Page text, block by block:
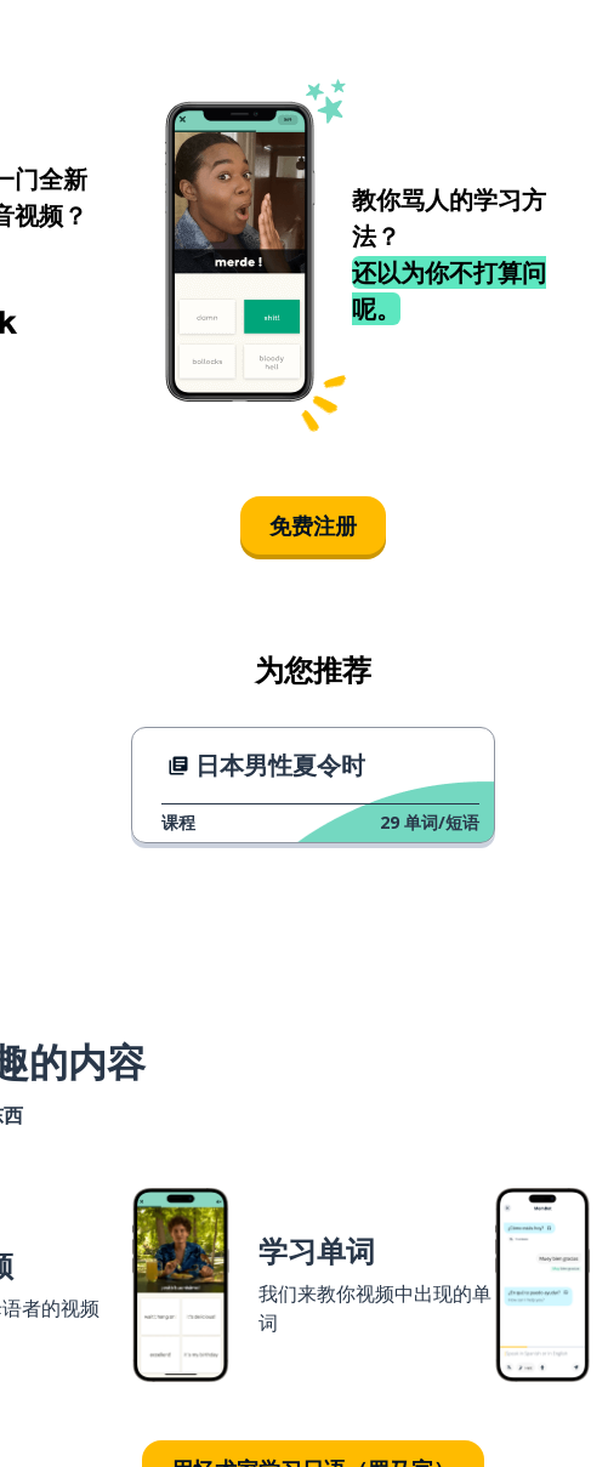
门全新
视频？
教你骂人的学习方
法？
还以为你不打算问
呢。
免费注册
为您推荐
日本男性夏令时
课程 29 单词/短语
的内容
者的视频
学习单词
我们来教你视频中出现的单
词